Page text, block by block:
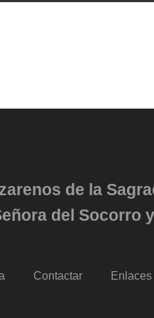
de la
del Socorro y
Contactar Enlaces